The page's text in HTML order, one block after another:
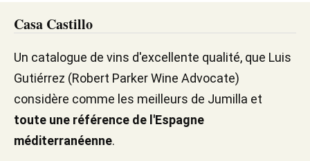
Casa Castillo
Un catalogue de vins d'excellente qualité, que Luis
Gutiérrez (Robert Parker Wine Advocate)
considère comme les meilleurs de Jumilla et
toute une référence de l'Espagne
méditerranéenne.